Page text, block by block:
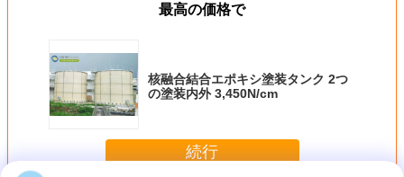
最高の価格で
核融合結合エポキシ塗装タンク 2つ
の塗装内外 3,450N/cm
続行